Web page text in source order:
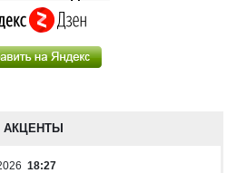
АКЦЕНТЫ
18:27